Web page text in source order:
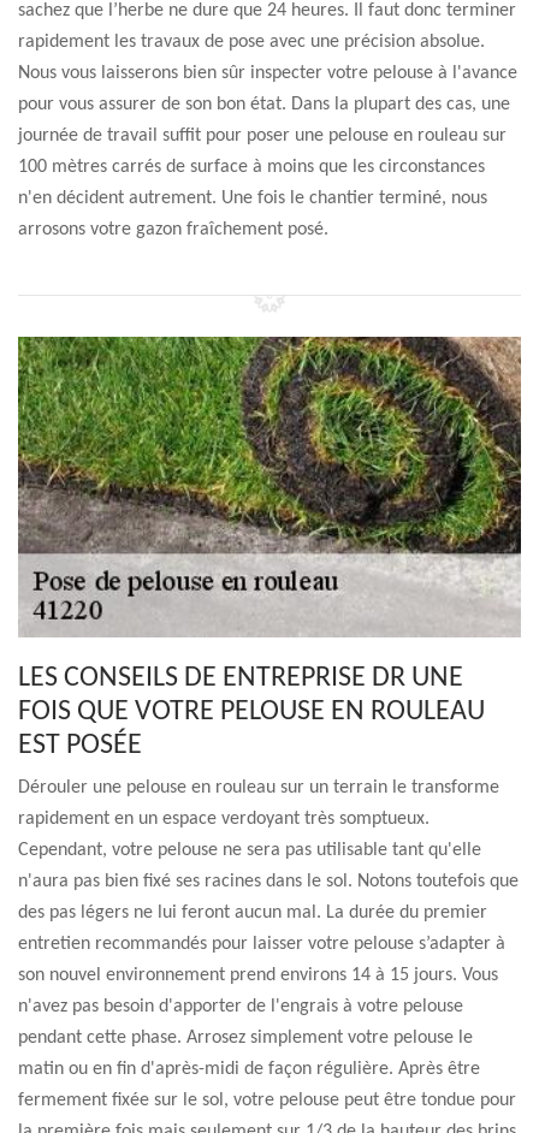
sachez que l’herbe ne dure que 24 heures. Il faut donc terminer
rapidement les travaux de pose avec une précision absolue.
Nous vous laisserons bien sûr inspecter votre pelouse à l'avance
pour vous assurer de son bon état. Dans la plupart des cas, une
journée de travail suffit pour poser une pelouse en rouleau sur
100 mètres carrés de surface à moins que les circonstances
n'en décident autrement. Une fois le chantier terminé, nous
arrosons votre gazon fraîchement posé.
LES CONSEILS DE ENTREPRISE DR UNE
FOIS QUE VOTRE PELOUSE EN ROULEAU
EST POSÉE
Dérouler une pelouse en rouleau sur un terrain le transforme
rapidement en un espace verdoyant très somptueux.
Cependant, votre pelouse ne sera pas utilisable tant qu'elle
n'aura pas bien fixé ses racines dans le sol. Notons toutefois que
des pas légers ne lui feront aucun mal. La durée du premier
entretien recommandés pour laisser votre pelouse s’adapter à
son nouvel environnement prend environs 14 à 15 jours. Vous
n'avez pas besoin d'apporter de l'engrais à votre pelouse
pendant cette phase. Arrosez simplement votre pelouse le
matin ou en fin d'après-midi de façon régulière. Après être
fermement fixée sur le sol, votre pelouse peut être tondue pour